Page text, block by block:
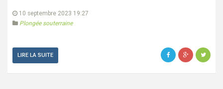
10 septembre 2023 19:27
Plongée souterraine
LIRE LA SUITE